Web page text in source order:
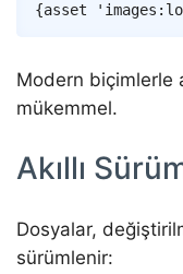
{asset
Modern biçimlerle
mükemmel.
Akıllı
Dosyalar,
sürümlenir: